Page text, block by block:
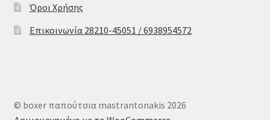
Όροι Χρήσης
Επικοινωνία 28210-45051 / 6938954572
© boxer παπούτσια mastrantonakis 2026